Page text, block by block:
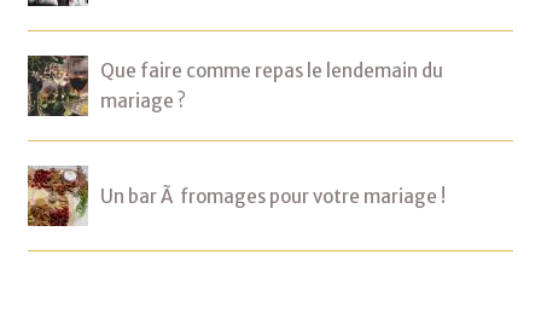
Que faire comme repas le lendemain du
mariage ?
Un bar Ã fromages pour votre mariage !